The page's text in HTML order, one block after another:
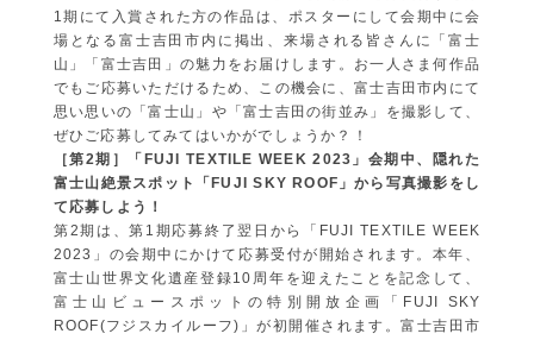
1期にて入賞された方の作品は、ポスターにして会期中に会
場となる富士吉田市内に掲出、来場される皆さんに「富士
山」「富士吉田」の魅力をお届けします。お一人さま何作品
でもご応募いただけるため、この機会に、富士吉田市内にて
思い思いの「富士山」や「富士吉田の街並み」を撮影して、
ぜひご応募してみてはいかがでしょうか？！
［第2期］
「FUJI TEXTILE WEEK 2023」会期中、隠れた
富士山絶景スポット「FUJI SKY ROOF」から 写真撮影をし
て応募しよう！
第2期は、第1期応募終了翌日から「FUJI TEXTILE WEEK
2023」の会期中にかけて応募受付が開始されます。本年、
富士山世界文化遺産登録10周年を迎えたことを記念して、
富士山ビュースポットの特別開放企画「FUJI SKY
ROOF(フジスカイルーフ)」が初開催されます。富士吉田市